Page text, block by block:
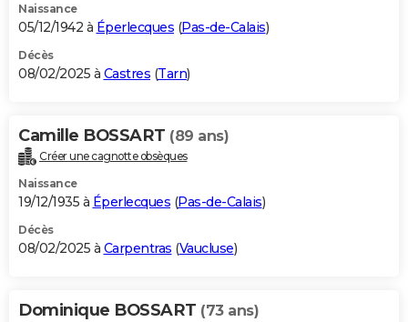
Naissance
05/12/1942 à Éperlecques (Pas-de-Calais)
Décès
08/02/2025 à Castres (Tarn)
Camille BOSSART (89 ans)
Créer une cagnotte obsèques
Naissance
19/12/1935 à Éperlecques (Pas-de-Calais)
Décès
08/02/2025 à Carpentras (Vaucluse)
Dominique BOSSART (73 ans)